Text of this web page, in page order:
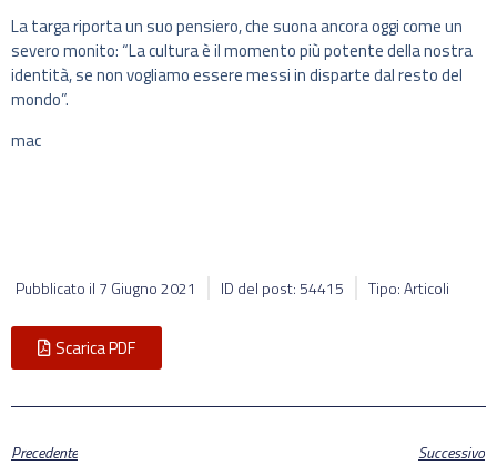
La targa riporta un suo pensiero, che suona ancora oggi come un
severo monito: “La cultura è il momento più potente della nostra
identità, se non vogliamo essere messi in disparte dal resto del
mondo”.
mac
Pubblicato il 7 Giugno 2021 ID del post: 54415 Tipo: Articoli
Scarica PDF
Precedente Successivo